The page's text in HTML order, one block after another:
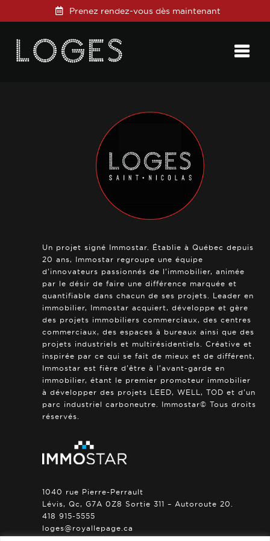
Prenez rendez-vous dès maintenant
Un projet signé Immostar. Établie à Québec depuis
20 ans, Immostar regroupe une équipe
d’innovateurs passionnés de l’immobilier, animée
par le désir de faire une différence marquée et
quantifiable dans chacun de ses projets. Leader en
immobilier, Immostar acquiert, développe et gère
des projets immobiliers commerciaux, des centres
commerciaux, des espaces à bureaux ainsi que des
projets industriels et multirésidentiels. Créative et
inspirée par ce qui se fait de mieux et de différent,
Immostar est fière d’être à l’avant-garde en
immobilier, étant le premier promoteur immobilier
à développer des projets LEED, WELL, TOD et d’un
parc industriel carboneutre. Immostar© Tous droits
réservés.
1040 rue Pierre-Perrault
Lévis, Qc, G7A 0Z8 Sortie 311 – Autoroute 20.
418 915-5555
loges@royallepage.ca